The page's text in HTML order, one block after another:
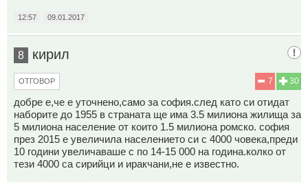
12:57 09.01.2017
8 кирил
30
7
ОТГОВОР
добре е,че е уточнено,само за софия.след като си отидат
наборите до 1955 в страната ще има 3.5 милиона жилища за
5 милиона население от които 1.5 милиона ромско. софия
през 2015 е увеличила населението си с 4000 човека,преди
10 години увеличаваше с по 14-15 000 на година.колко от
тези 4000 са сирийци и иракчани,не е известно.